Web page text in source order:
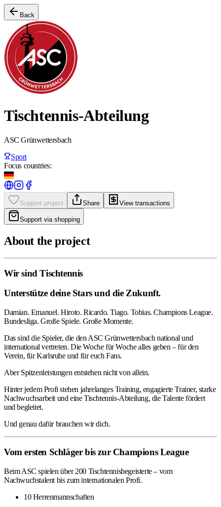
Back
Tischtennis-Abteilung
ASC Grünwettersbach
Sport
Focus countries:
Support project Share View transactions
Support via shopping
About the project
Wir sind Tischtennis
Unterstütze deine Stars und die Zukunft.
Damian. Emanuel. Hiroto. Ricardo. Tiago. Tobias. Champions League.
Bundesliga. Große Spiele. Große Momente.
Das sind die Spieler, die den ASC Grünwettersbach national und
international vertreten. Die Woche für Woche alles geben – für den
Verein, für Karlsruhe und für euch Fans.
Aber Spitzenleistungen entstehen nicht von allein.
Hinter jedem Profi stehen jahrelanges Training, engagierte Trainer, starke
Nachwuchsarbeit und eine Tischtennis-Abteilung, die Talente fördert
und begleitet.
Und genau dafür brauchen wir dich.
Vom ersten Schläger bis zur Champions League
Beim ASC spielen über 200 Tischtennisbegeisterte – vom
Nachwuchstalent bis zum internationalen Profi.
10 Herrenmannschaften